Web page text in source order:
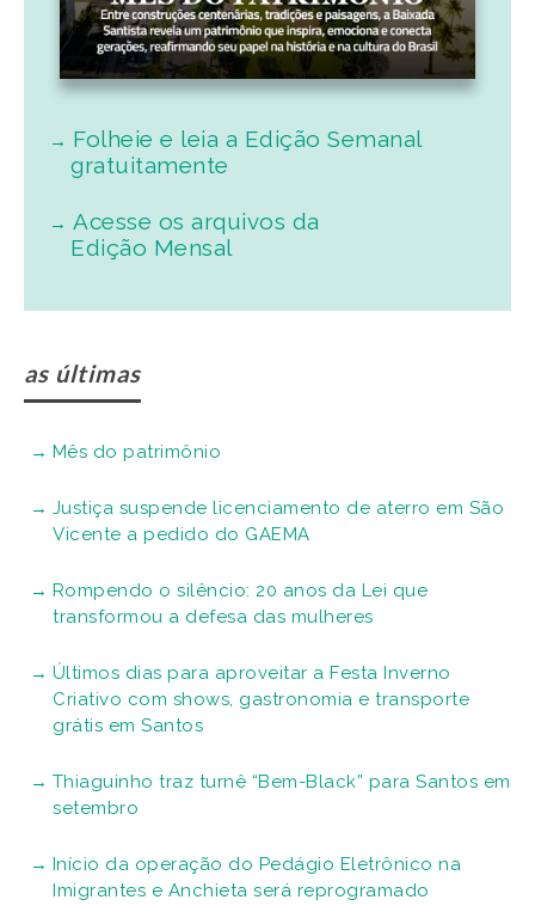
Folheie e leia a Edição Semanal
gratuitamente
Acesse os arquivos da
Edição Mensal
as últimas
Mês do patrimônio
Justiça suspende licenciamento de aterro em São
Vicente a pedido do GAEMA
Rompendo o silêncio: 20 anos da Lei que
transformou a defesa das mulheres
Últimos dias para aproveitar a Festa Inverno
Criativo com shows, gastronomia e transporte
grátis em Santos
Thiaguinho traz turnê “Bem-Black” para Santos em
setembro
Início da operação do Pedágio Eletrônico na
Imigrantes e Anchieta será reprogramado